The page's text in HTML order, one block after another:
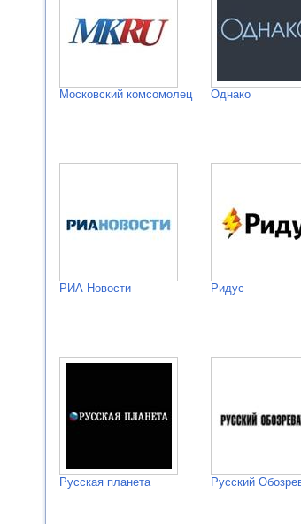
Московский комсомолец Однако
РИА Новости Ридус
Русская планета Русский